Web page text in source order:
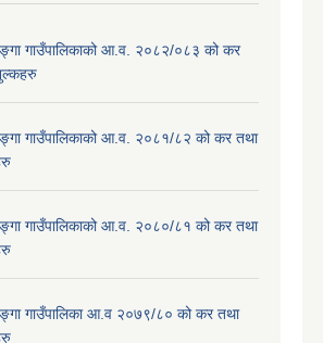
गाउँपालिकाको आ.व. २०८२/०८३ को कर
गाउँपालिकाको आ.व. २०८१/८२ को कर तथा
गाउँपालिकाको आ.व. २०८०/८१ को कर तथा
गाउँपालिका आ.व २०७९/८० को कर तथा